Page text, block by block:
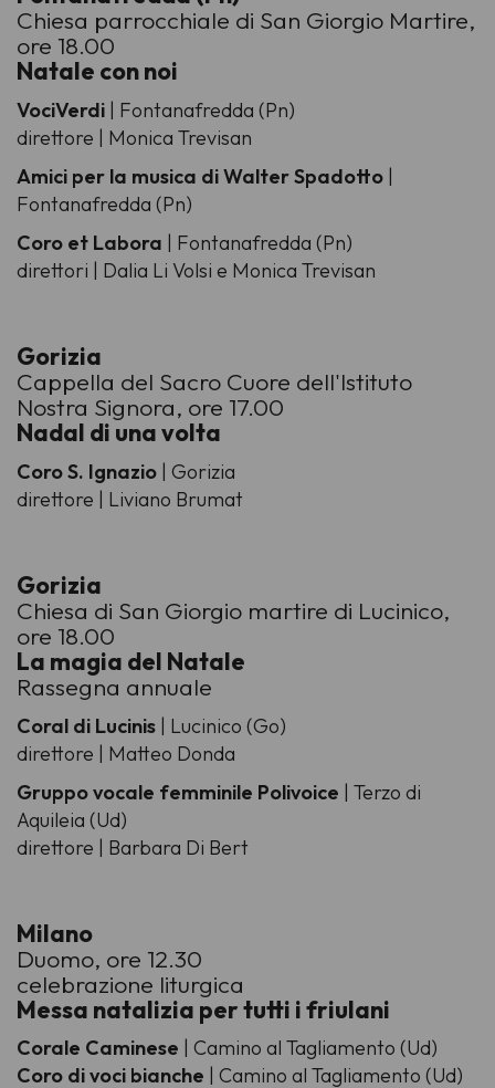
Chiesa parrocchiale di San Giorgio Martire,
ore 18.00
Natale con noi
VociVerdi | Fontanafredda (Pn)
direttore | Monica Trevisan
Amici per la musica di Walter Spadotto |
Fontanafredda (Pn)
Coro et Labora | Fontanafredda (Pn)
direttori | Dalia Li Volsi e Monica Trevisan
Gorizia
Cappella del Sacro Cuore dell'Istituto
Nostra Signora, ore 17.00
Nadal di una volta
Coro S. Ignazio | Gorizia
direttore | Liviano Brumat
Gorizia
Chiesa di San Giorgio martire di Lucinico,
ore 18.00
La magia del Natale
Rassegna annuale
Coral di Lucinis | Lucinico (Go)
direttore | Matteo Donda
Gruppo vocale femminile Polivoice | Terzo di
Aquileia (Ud)
direttore | Barbara Di Bert
Milano
Duomo, ore 12.30
celebrazione liturgica
Messa natalizia per tutti i friulani
Corale Caminese | Camino al Tagliamento (Ud)
Coro di voci bianche | Camino al Tagliamento (Ud)